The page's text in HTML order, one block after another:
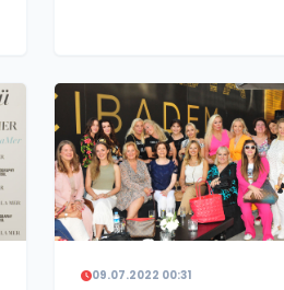
09.07.2022 00:31